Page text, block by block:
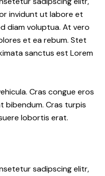
invidunt ut labore et
diam voluptua. At vero
et ea rebum. Stet
sanctus est Lorem
Cras congue eros
bibendum. Cras turpis
lobortis erat.
sadipscing elitr,